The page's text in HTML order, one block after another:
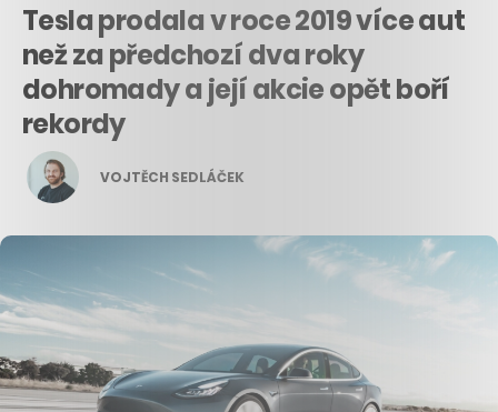
Tesla prodala v roce 2019 více aut
než za předchozí dva roky
dohromady a její akcie opět boří
rekordy
VOJTĚCH SEDLÁČEK